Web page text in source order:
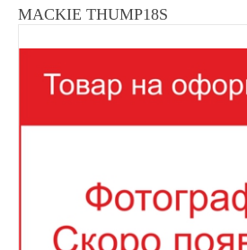
MACKIE THUMP18S